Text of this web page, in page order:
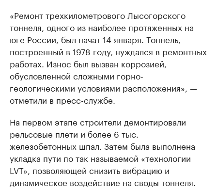
«Ремонт трехкилометрового Лысогорского
тоннеля, одного из наиболее протяженных на
юге России, был начат 14 января. Тоннель,
построенный в 1978 году, нуждался в ремонтных
работах. Износ был вызван коррозией,
обусловленной сложными горно-
геологическими условиями расположения», —
отметили в пресс-службе.
На первом этапе строители демонтировали
рельсовые плети и более 6 тыс.
железобетонных шпал. Затем была выполнена
укладка пути по так называемой «технологии
LVT», позволяющей снизить вибрацию и
динамическое воздействие на своды тоннеля.